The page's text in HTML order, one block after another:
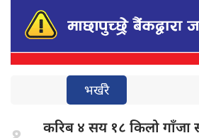
भर्खरै
करिब ४ सय १८ किलो गाँजा